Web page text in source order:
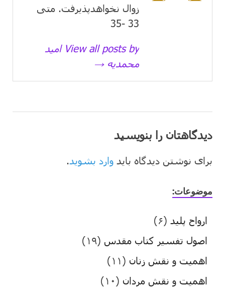
زوال نخواهدپذیرفت. متی
33 -35
View all posts by امید
محمدیه →
دیدگاهتان را بنویسید
برای نوشتن دیدگاه باید وارد بشوید.
موضوعات:
ارواح پلید (۶)
اصول تفسیر کتاب مقدس (۱۹)
اهمیت و نقش زنان (۱۱)
اهمیت و نقش مردان (۱۰)